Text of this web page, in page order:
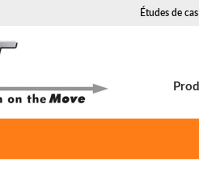
Études de cas